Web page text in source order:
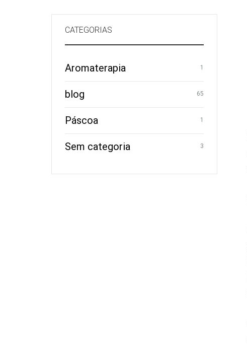
CATEGORIAS
Aromaterapia 1
blog 65
Páscoa 1
Sem categoria 3